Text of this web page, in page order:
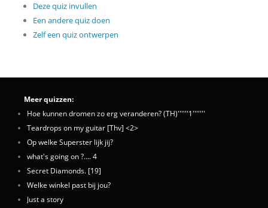
Deze quiz invullen
Een andere quiz doen
Zelf een quiz ontwerpen
Meer quizzen:
Hoe kunnen dromen zo erg veranderen? (TH)''''''1'''''''
Teardrops on my guitar [Thv] <2>
Op welke Superster lijk jij?
what's going on ?.... 4
Secret Diamonds. [19]
Welke winkel past bij jou?
Just a story